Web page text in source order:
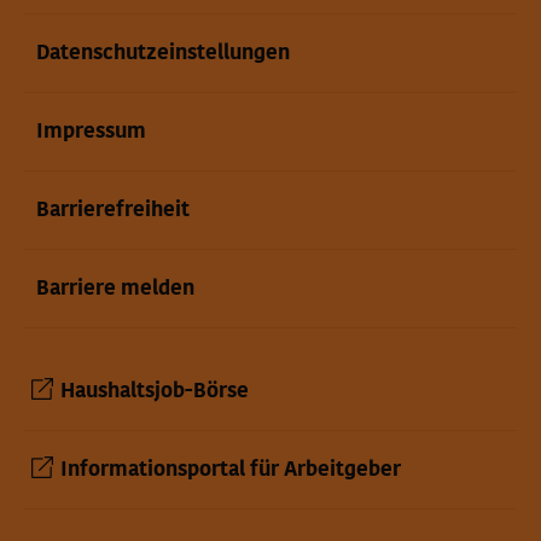
Datenschutzeinstellungen
Impressum
Barrierefreiheit
Barriere melden
Haushaltsjob-Börse
Informationsportal für Arbeitgeber